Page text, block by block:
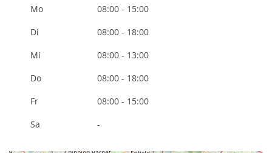
Mo
08:00 - 15:00
Di
08:00 - 18:00
Mi
08:00 - 13:00
Do
08:00 - 18:00
Fr
08:00 - 15:00
Sa
-